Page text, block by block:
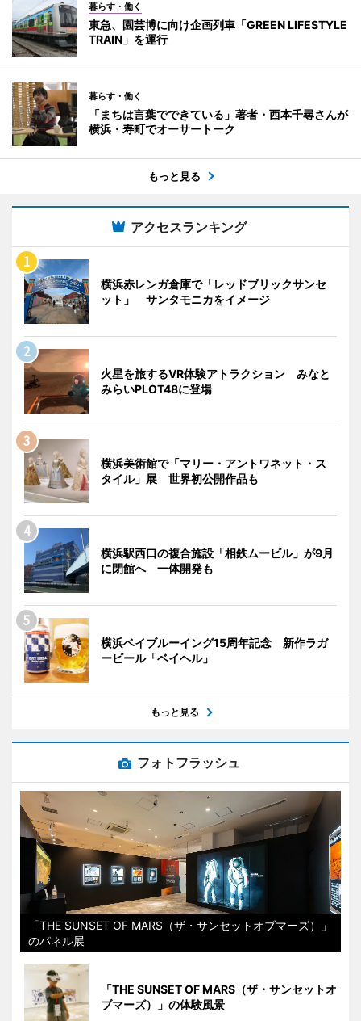
暮らす・働く
東急、園芸博に向け企画列車「GREEN LIFESTYLE
TRAIN」を運行
暮らす・働く
「まちは言葉でできている」著者・西本千尋さんが
横浜・寿町でオーサートーク
もっと見る
アクセスランキング
横浜赤レンガ倉庫で「レッドブリックサンセ
ット」 サンタモニカをイメージ
火星を旅するVR体験アトラクション みなと
みらいPLOT48に登場
横浜美術館で「マリー・アントワネット・ス
タイル」展 世界初公開作品も
横浜駅西口の複合施設「相鉄ムービル」が9月
に閉館へ 一体開発も
横浜ベイブルーイング15周年記念 新作ラガ
ービール「ベイヘル」
もっと見る
フォトフラッシュ
「THE SUNSET OF MARS（ザ・サンセットオブマーズ）」
のパネル展
「THE SUNSET OF MARS（ザ・サンセットオ
ブマーズ）」の体験風景